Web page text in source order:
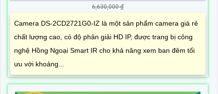
6,630,000 ₫
Camera DS-2CD2721G0-IZ là một sản phẩm camera giá rẻ
chất lượng cao, có độ phân giải HD IP, được trang bị công
nghệ Hồng Ngoại Smart IR cho khả năng xem ban đêm tối
ưu với khoảng...